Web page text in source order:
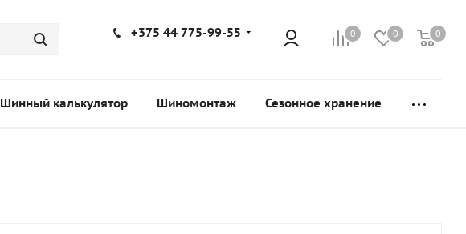
0 0 0
+375 44 775-99-55
Шинный калькулятор Шиномонтаж Сезонное хранение